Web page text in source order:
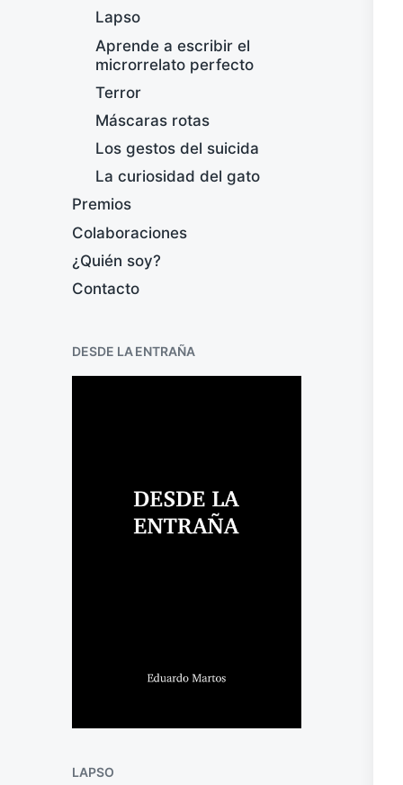
Lapso
Aprende a escribir el
microrrelato perfecto
Terror
Máscaras rotas
Los gestos del suicida
La curiosidad del gato
Premios
Colaboraciones
¿Quién soy?
Contacto
DESDE LA ENTRAÑA
LAPSO